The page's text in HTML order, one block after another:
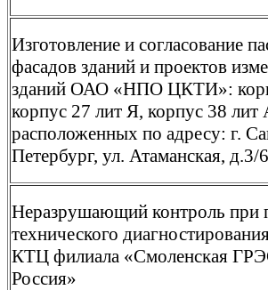
Изготовление и согласование
фасадов зданий и проектов
зданий ОАО «НПО ЦКТИ»:
корпус 27 лит Я, корпус 38 лит
расположенных по адресу: г.
Петербург, ул. Атаманская, д.3/6
Неразрушающий контроль при
технического
КТЦ филиала «Смоленская
Россия»